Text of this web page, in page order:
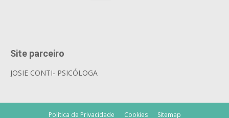
Site parceiro
JOSIE CONTI- PSICÓLOGA
Política de Privacidade Cookies Sitemap